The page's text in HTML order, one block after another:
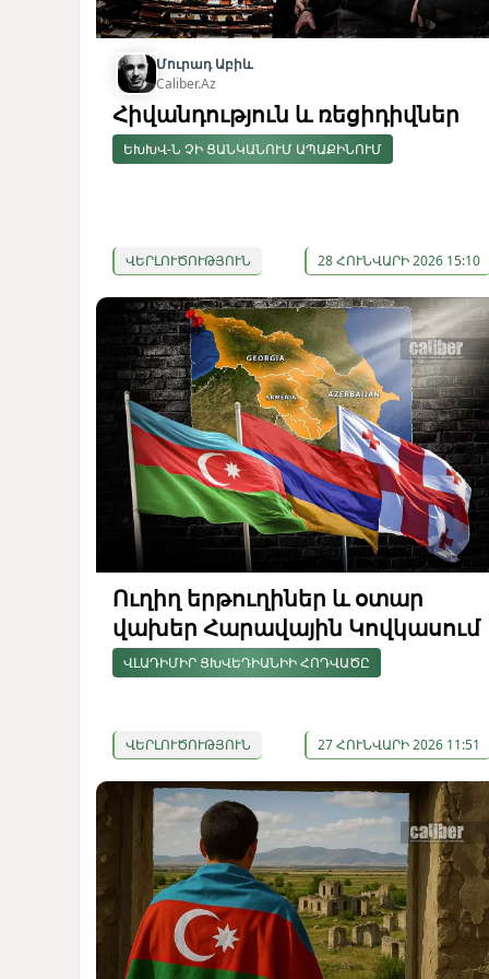
Մուրադ Աբիև
Caliber.Az
Հիվանդություն և ռեցիդիվներ
ԵԽԽՎ-Ն ՉԻ ՑԱՆԿԱՆՈՒՄ ԱՊԱՔԻՆՈՒՄ
ՎԵՐԼՈՒԾՈՒԹՅՈՒՆ 28 ՀՈՒՆՎԱՐԻ 2026 15:10
Ուղիղ երթուղիներ և օտար
վախեր Հարավային Կովկասում
ՎԼԱԴԻՄԻՐ ՑԽՎԵԴԻԱՆԻԻ ՀՈԴՎԱԾԸ
ՎԵՐԼՈՒԾՈՒԹՅՈՒՆ 27 ՀՈՒՆՎԱՐԻ 2026 11:51